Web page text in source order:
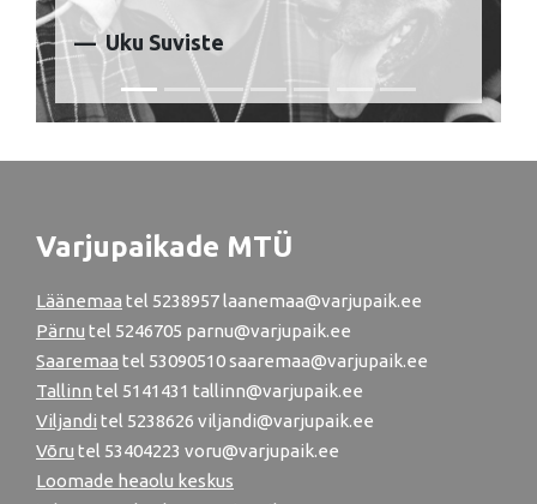
Uku Suviste
Varjupaikade MTÜ
Läänemaa tel 5238957 laanemaa@varjupaik.ee
Pärnu tel 5246705 parnu@varjupaik.ee
Saaremaa tel 53090510 saaremaa@varjupaik.ee
Tallinn tel 5141431 tallinn@varjupaik.ee
Viljandi tel 5238626 viljandi@varjupaik.ee
Võru tel 53404223 voru@varjupaik.ee
Loomade heaolu keskus